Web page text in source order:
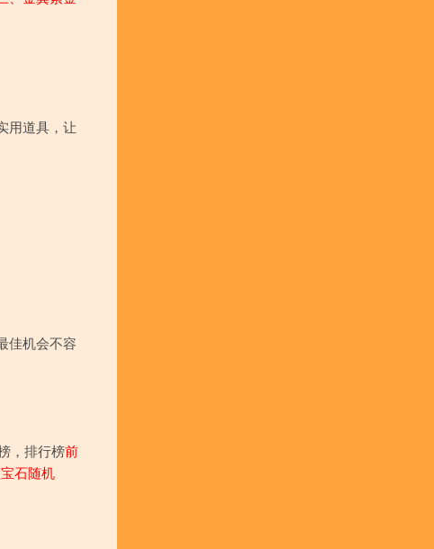
用道具，让
佳机会不容
，排行榜前
石随机